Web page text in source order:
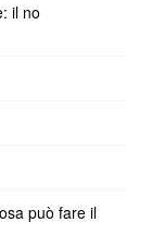
il no
può fare il